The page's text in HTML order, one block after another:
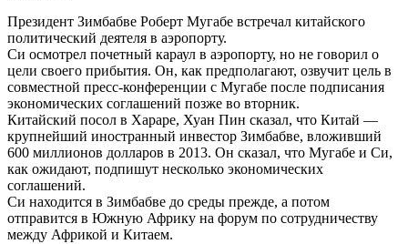
Президент Зимбабве Роберт Мугабе встречал китайского
политический деятеля в аэропорту.
Си осмотрел почетный караул в аэропорту, но не говорил о
цели своего прибытия. Он, как предполагают, озвучит цель в
совместной пресс-конференции с Мугабе после подписания
экономических соглашений позже во вторник.
Китайский посол в Хараре, Хуан Пин сказал, что Китай —
крупнейший иностранный инвестор Зимбабве, вложивший
600 миллионов долларов в 2013. Он сказал, что Мугабе и Си,
как ожидают, подпишут несколько экономических
соглашений.
Си находится в Зимбабве до среды прежде, а потом
отправится в Южную Африку на форум по сотрудничеству
между Африкой и Китаем.